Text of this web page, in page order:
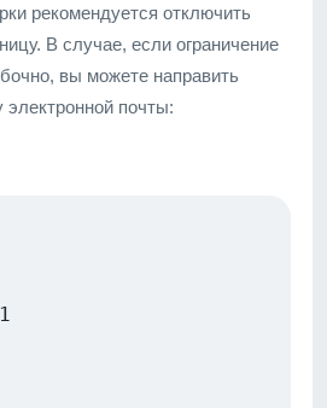
рекомендуется отключить
В случае, если ограничение
вы можете направить
почты: